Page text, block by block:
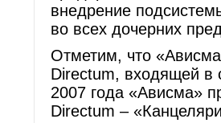
внедрение
во всех дочерних
Отметим, что
Directum, входящей в
2007 года «Ависма»
Directum –